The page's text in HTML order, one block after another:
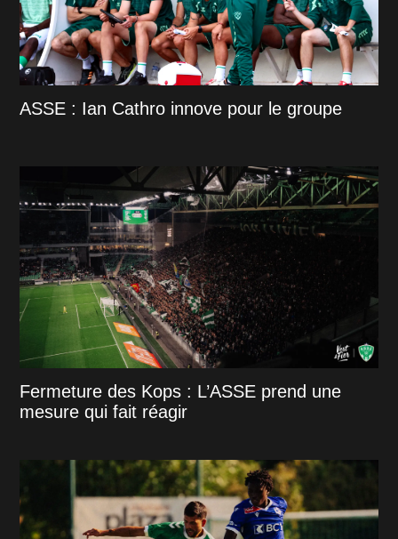
ASSE : Ian Cathro innove pour le groupe
Fermeture des Kops : L’ASSE prend une
mesure qui fait réagir